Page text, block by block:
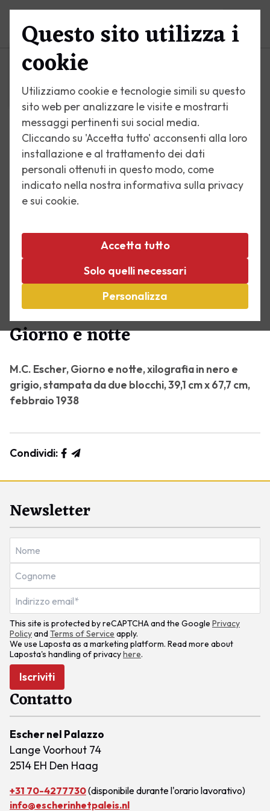
Questo sito utilizza i
cookie
Utilizziamo cookie e tecnologie simili su questo
sito web per analizzare le visite e mostrarti
messaggi pertinenti sui social media.
Cliccando su 'Accetta tutto' acconsenti alla loro
installazione e al trattamento dei dati
personali ottenuti in questo modo, come
indicato nella nostra informativa sulla privacy
e sui cookie.
Accetta tutto
Solo quelli necessari
Personalizza
Menu
Capolavori
Giorno e notte
M.C. Escher, Giorno e notte, xilografia in nero e
grigio, stampata da due blocchi, 39,1 cm x 67,7 cm,
febbraio 1938
Condividi:
Newsletter
This site is protected by reCAPTCHA and the Google Privacy
PolicyandTerms of Service apply.
We use Laposta as a marketing platform. Read more about
Laposta's handling of privacyhere.
Iscriviti
Contatto
Escher nel Palazzo
Lange Voorhout 74
2514 EH Den Haag
+31 70-4277730(disponibile durante l'orario lavorativo)
info@escherinhetpaleis.nl